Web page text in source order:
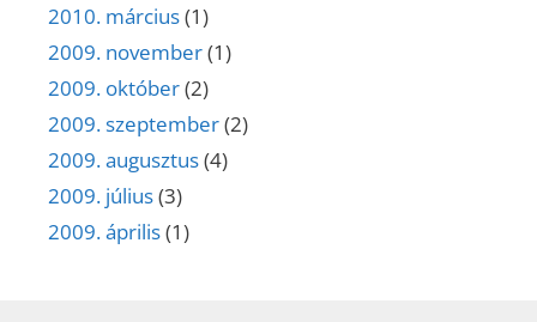
2010. március(1)
2009. november(1)
2009. október(2)
2009. szeptember(2)
2009. augusztus(4)
2009. július(3)
2009. április(1)